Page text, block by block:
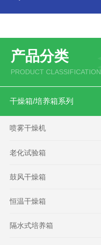
产品分类
PRODUCT CLASSIFICATION
干燥箱/培养箱系列
喷雾干燥机
老化试验箱
鼓风干燥箱
恒温干燥箱
隔水式培养箱